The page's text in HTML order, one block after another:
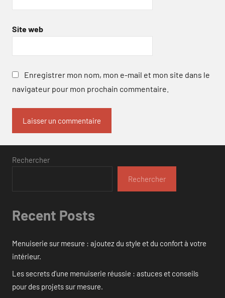
Site web
Enregistrer mon nom, mon e-mail et mon site dans le
navigateur pour mon prochain commentaire.
Rechercher
Rechercher
Recent Posts
Menuiserie sur mesure : ajoutez du style et du confort à votre
intérieur.
Les secrets d’une menuiserie réussie : astuces et conseils
pour des projets sur mesure.